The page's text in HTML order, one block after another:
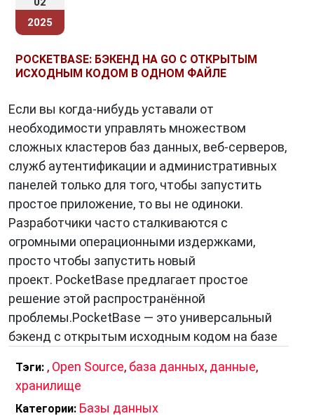
Обработка данных может осуществляться
программ.
Применение данных
Данные могут применяться для различных
целей, например, для:
Принятия решений
— данные могут
использоваться для принятия более
обоснованных решений, например, при
выборе стратегии развития бизнеса, при
разработке новых продуктов или услуг.
— данные могут использоваться
для выявления закономерностей, например,
для анализа поведения потребителей, для
прогнозирования спроса.
Прогнозирования — данные могут
использоваться для прогнозирования
развития событий, например, для
2025
POCKETBASE: БЭКЕНД НА GO С ОТКРЫТЫМ
ИСХОДНЫМ КОДОМ В ОДНОМ ФАЙЛЕ
Если вы когда-нибудь уставали от
необходимости управлять множеством
сложных кластеров баз данных, веб-серверов,
служб аутентификации и административных
панелей только для того, чтобы запустить
простое приложение, то вы не одиноки.
Разработчики часто сталкиваются с
огромными операционными издержками,
просто чтобы запустить новый
проект. PocketBase предлагает простое
решение этой распространённой
проблемы.PocketBase — это универсальный
бэкенд с открытым исходным кодом на базе
Тэги: , Open Source, база данных, данные,
хранилище
Категории: Базы данных